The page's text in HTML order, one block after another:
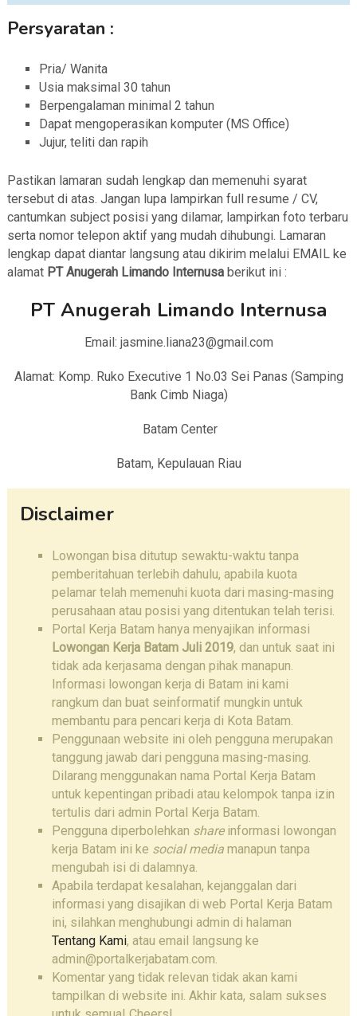
Persyaratan :
Pria/ Wanita
Usia maksimal 30 tahun
Berpengalaman minimal 2 tahun
Dapat mengoperasikan komputer (MS Office)
Jujur, teliti dan rapih
Pastikan lamaran sudah lengkap dan memenuhi syarat
tersebut di atas. Jangan lupa lampirkan full resume / CV,
cantumkan subject posisi yang dilamar, lampirkan foto terbaru
serta nomor telepon aktif yang mudah dihubungi. Lamaran
lengkap dapat diantar langsung atau dikirim melalui EMAIL ke
alamat PT Anugerah Limando Internusa berikut ini :
PT Anugerah Limando Internusa
Email: jasmine.liana23@gmail.com
Alamat: Komp. Ruko Executive 1 No.03 Sei Panas (Samping
Bank Cimb Niaga)
Batam Center
Batam, Kepulauan Riau
Disclaimer
Lowongan bisa ditutup sewaktu-waktu tanpa
pemberitahuan terlebih dahulu, apabila kuota
pelamar telah memenuhi kuota dari masing-masing
perusahaan atau posisi yang ditentukan telah terisi.
Portal Kerja Batam hanya menyajikan informasi
Lowongan Kerja Batam Juli 2019, dan untuk saat ini
tidak ada kerjasama dengan pihak manapun.
Informasi lowongan kerja di Batam ini kami
rangkum dan buat seinformatif mungkin untuk
membantu para pencari kerja di Kota Batam.
Penggunaan website ini oleh pengguna merupakan
tanggung jawab dari pengguna masing-masing.
Dilarang menggunakan nama Portal Kerja Batam
untuk kepentingan pribadi atau kelompok tanpa izin
tertulis dari admin Portal Kerja Batam.
Pengguna diperbolehkan shareinformasi lowongan
kerja Batam ini ke social mediamanapun tanpa
mengubah isi di dalamnya.
Apabila terdapat kesalahan, kejanggalan dari
informasi yang disajikan di web Portal Kerja Batam
ini, silahkan menghubungi admin di halaman
Tentang Kami, atau email langsung ke
admin@portalkerjabatam.com.
Komentar yang tidak relevan tidak akan kami
tampilkan di website ini. Akhir kata, salam sukses